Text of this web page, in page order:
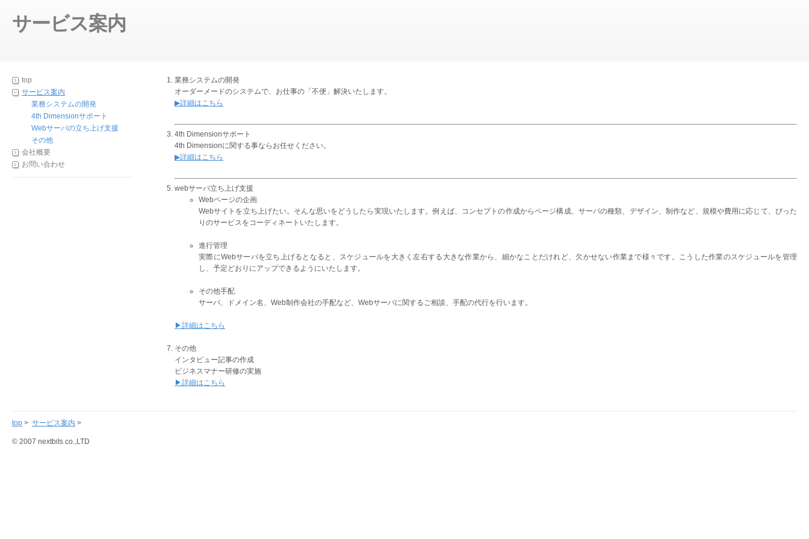
サービス案内
top
サービス案内
業務システムの開発
4th Dimensionサポート
Webサーバの立ち上げ支援
その他
会社概要
お問い合わせ
業務システムの開発
オーダーメードのシステムで、お仕事の「不便」解決いたします。
▶詳細はこちら
4th Dimensionサポート
4th Dimensionに関する事ならお任せください。
▶詳細はこちら
webサーバ立ち上げ支援
Webページの企画
Webサイトを立ち上げたい。そんな思いをどうしたら実現いたします。例えば、コンセプトの作成からページ構成、サーバの種類、デザイン、制作など、規模や費用に応じて、ぴった
りのサービスをコーディネートいたします。
進行管理
実際にWebサーバを立ち上げるとなると、スケジュールを大きく左右する大きな作業から、細かなことだけれど、欠かせない作業まで様々です。こうした作業のスケジュールを管理
し、予定どおりにアップできるようにいたします。
その他手配
サーバ、ドメイン名、Web制作会社の手配など、Webサーバに関するご相談、手配の代行を行います。
▶詳細はこちら
その他
インタビュー記事の作成
ビジネスマナー研修の実施
▶詳細はこちら
top > サービス案内 >
© 2007 nextbits co.,LTD